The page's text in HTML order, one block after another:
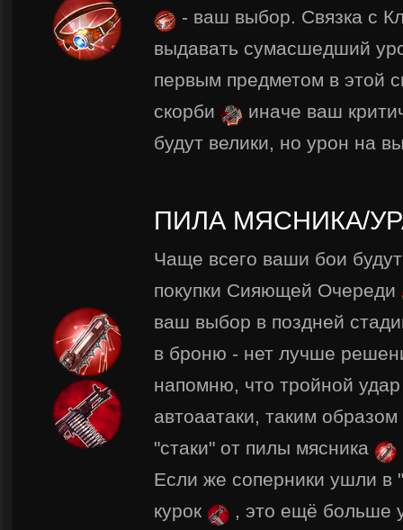
- ваш выбор. Связка с
выдавать сумасшедший
первым предметом в этой
скорби
иначе ваш
будут велики, но урон на
ПИЛА МЯСНИКА/
Чаще всего ваши бои
покупки Сияющей Очереди
ваш выбор в поздней
в броню - нет лучше
напомню, что тройной удар
автоаатаки, таким
"стаки" от пилы мясника
Если же соперники ушли в
курок
, это ещё больше